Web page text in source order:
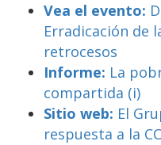
Vea el evento:
Erradicación de
retrocesos
Informe: La
compartida (i)
Sitio web: El
respuesta a la